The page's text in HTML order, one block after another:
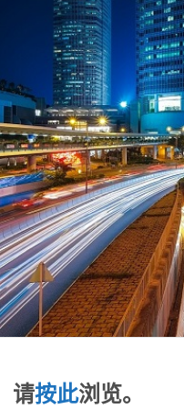
请按此浏览。